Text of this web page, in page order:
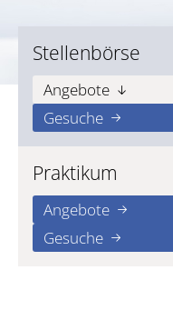
Stellenbörse
Angebote
Gesuche
Praktikum
Angebote
Gesuche